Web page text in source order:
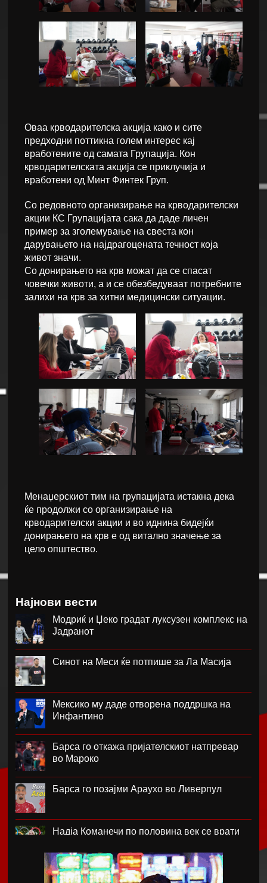
Оваа крводарителска акција како и сите
предходни поттикна голем интерес кај
вработените од самата Групација. Кон
крводарителската акција се приклучија и
вработени од Минт Финтек Груп.
Со редовното организирање на крводарителски
акции КС Групацијата сака да даде личен
пример за зголемување на свеста кон
дарувањето на најдрагоцената течност која
живот значи.
Со донирањето на крв можат да се спасат
човечки животи, а и се обезбедуваат потребните
залихи на крв за хитни медицински ситуации.
Менаџерскиот тим на групацијата истакна дека
ќе продолжи со организирање на
крводарителски акции и во иднина бидејќи
донирањето на крв е од витално значење за
цело општество.
Најнови вести
Модриќ и Џеко градат луксузен комплекс на
Јадранот
Синот на Меси ќе потпише за Ла Масија
Мексико му даде отворена поддршка на
Инфантино
Барса го откажа пријателскиот натпревар
во Мароко
Барса го позајми Араухо во Ливерпул
Надја Команечи по половина век се врати
ФК Пелистер со заштитен бренд по 81